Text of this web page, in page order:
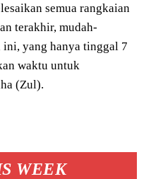
WEEK
semua rangkaian
terakhir, mudah-
yang hanya tinggal 7
waktu untuk
(Zul).